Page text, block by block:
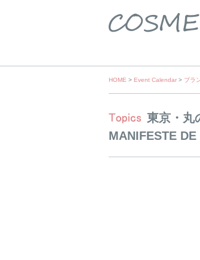
Skip
HOME > Event Calendar > ブラ
東京・丸
MANIFESTE DE